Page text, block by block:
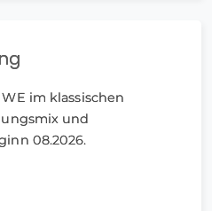
im klassischen
und
08.2026.